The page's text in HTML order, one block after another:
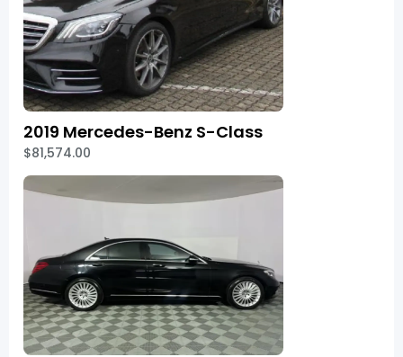
2019 Mercedes-Benz S-Class
$81,574.00